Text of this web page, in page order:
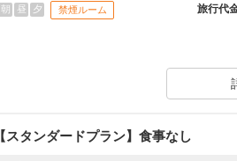
フライトは、安心のJAL（またはJALグループ
オプションでレンタカーや現地交通・体験プ
ホテル客室利用の際、寝具を利用されず添い
・1泊につき1,320円～5,060円
※日程や食事条件によって異なります。詳し
朝 昼 夕 禁煙ルーム 旅行代
【スタンダードプラン】食事なし